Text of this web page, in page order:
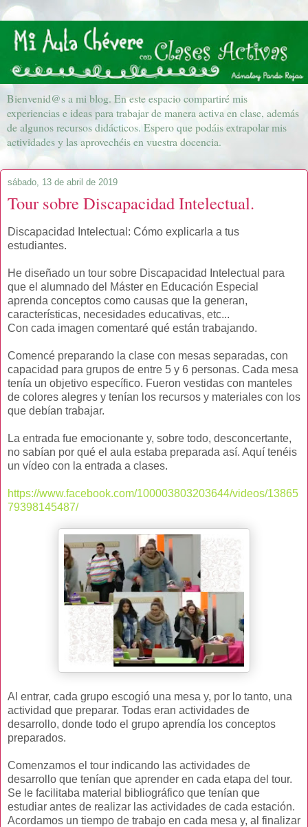
Bienvenid@s a mi blog. En este espacio compartiré mis
experiencias e ideas para trabajar de manera activa en clase, además
de algunos recursos didácticos. Espero que podáis extrapolar mis
actividades y las aprovechéis en vuestra docencia.
sábado, 13 de abril de 2019
Tour sobre Discapacidad Intelectual.
Discapacidad Intelectual: Cómo explicarla a tus
estudiantes.
He diseñado un tour sobre Discapacidad Intelectual para
que el alumnado del Máster en Educación Especial
aprenda conceptos como causas que la generan,
características, necesidades educativas, etc...
Con cada imagen comentaré qué están trabajando.
Comencé preparando la clase con mesas separadas, con
capacidad para grupos de entre 5 y 6 personas. Cada mesa
tenía un objetivo específico. Fueron vestidas con manteles
de colores alegres y tenían los recursos y materiales con los
que debían trabajar.
La entrada fue emocionante y, sobre todo, desconcertante,
no sabían por qué el aula estaba preparada así. Aquí tenéis
un vídeo con la entrada a clases.
https://www.facebook.com/100003803203644/videos/13865
79398145487/
Al entrar, cada grupo escogió una mesa y, por lo tanto, una
actividad que preparar. Todas eran actividades de
desarrollo, donde todo el grupo aprendía los conceptos
preparados.
Comenzamos el tour indicando las actividades de
desarrollo que tenían que aprender en cada etapa del tour.
Se le facilitaba material bibliográfico que tenían que
estudiar antes de realizar las actividades de cada estación.
Acordamos un tiempo de trabajo en cada mesa y, al finalizar